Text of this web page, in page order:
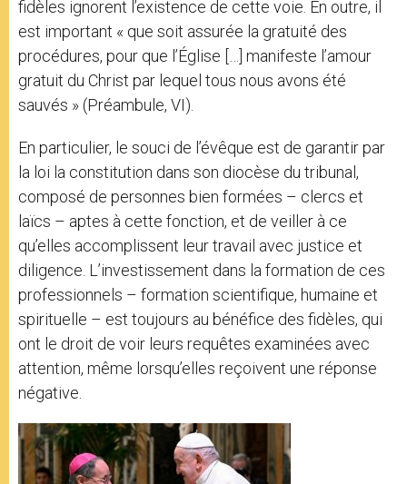
fidèles ignorent l’existence de cette voie. En outre, il
est important « que soit assurée la gratuité des
procédures, pour que l’Église […] manifeste l’amour
gratuit du Christ par lequel tous nous avons été
sauvés » (Préambule, VI).
En particulier, le souci de l’évêque est de garantir par
la loi la constitution dans son diocèse du tribunal,
composé de personnes bien formées – clercs et
laïcs – aptes à cette fonction, et de veiller à ce
qu’elles accomplissent leur travail avec justice et
diligence. L’investissement dans la formation de ces
professionnels – formation scientifique, humaine et
spirituelle – est toujours au bénéfice des fidèles, qui
ont le droit de voir leurs requêtes examinées avec
attention, même lorsqu’elles reçoivent une réponse
négative.